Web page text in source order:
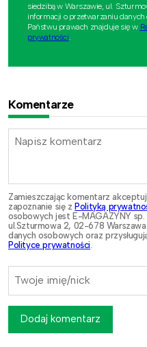
siedzibą w Warszawie, ul.
informacji o przetwarzaniu danych
Państwu prawach znajduje się w
prywatności.
Komentarze
Zamieszczając komentarz
zapoznanie się z Polityką
osobowych jest E-MAGAZYNY
ul.Szturmowa 2, 02-678
danych osobowych oraz
Polityce prywatności.
Dodaj komentarz